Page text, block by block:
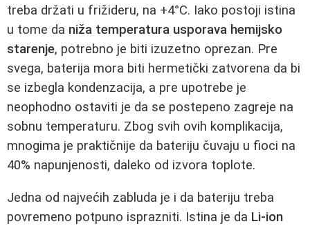
treba držati u frižideru, na +4°C. Iako postoji istina
u tome da niža temperatura usporava hemijsko
starenje, potrebno je biti izuzetno oprezan. Pre
svega, baterija mora biti hermetički zatvorena da bi
se izbegla kondenzacija, a pre upotrebe je
neophodno ostaviti je da se postepeno zagreje na
sobnu temperaturu. Zbog svih ovih komplikacija,
mnogima je praktičnije da bateriju čuvaju u fioci na
40% napunjenosti, daleko od izvora toplote.
Jedna od najvećih zabluda je i da bateriju treba
povremeno potpuno isprazniti. Istina je da Li-ion